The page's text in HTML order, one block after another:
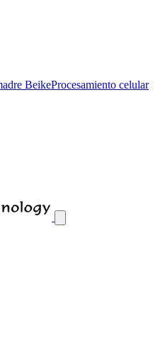
BeikeProcesamiento celular